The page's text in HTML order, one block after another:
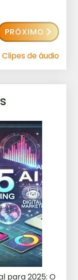
PRÓXIMO
Clipes de áudio
para 2025: O